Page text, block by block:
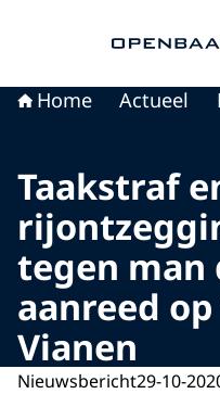
Home Actueel
Taakstraf
tegen man
aanreed
Vianen
Nieuwsbericht29-10-